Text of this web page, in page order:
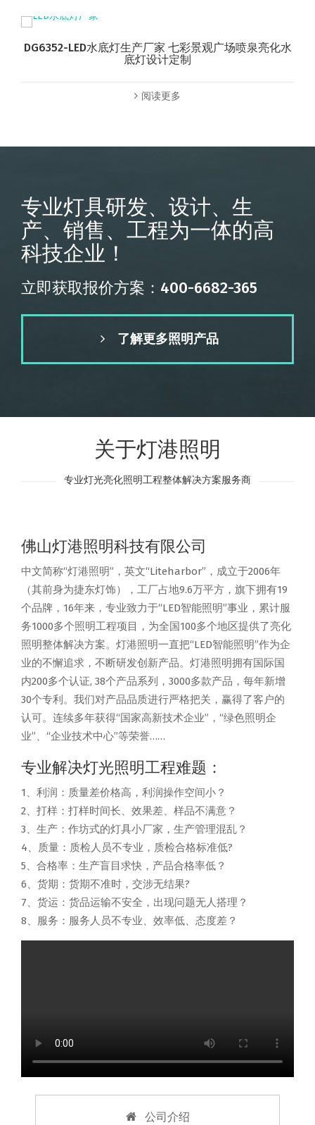
DG6352-LED水底灯生产厂家 七彩景观广场喷泉亮化水
底灯设计定制
阅读更多
专业灯具研发、设计、生
产、销售、工程为一体的高
科技企业！
立即获取报价方案：400-6682-365
了解更多照明产品
关于灯港照明
专业灯光亮化照明工程整体解决方案服务商
佛山灯港照明科技有限公司
中文简称“灯港照明”，英文“Liteharbor”，成立于2006年
（其前身为捷东灯饰），工厂占地9.6万平方，旗下拥有19
个品牌，16年来，专业致力于“LED智能照明”事业，累计服
务1000多个照明工程项目，为全国100多个地区提供了亮化
照明整体解决方案。灯港照明一直把“LED智能照明”作为企
业的不懈追求，不断研发创新产品。灯港照明拥有国际国
内200多个认证, 38个产品系列，3000多款产品，每年新增
30个专利。我们对产品品质进行严格把关，赢得了客户的
认可。连续多年获得“国家高新技术企业”，“绿色照明企
业”、“企业技术中心”等荣誉……
专业解决灯光照明工程难题：
1、利润：质量差价格高，利润操作空间小？
2、打样：打样时间长、效果差、样品不满意？
3、生产：作坊式的灯具小厂家，生产管理混乱？
4、质量：质检人员不专业，质检合格标准低?
5、合格率：生产盲目求快，产品合格率低？
6、货期：货期不准时，交涉无结果?
7、货运：货品运输不安全，出现问题无人搭理？
8、服务：服务人员不专业、效率低、态度差？
公司介绍